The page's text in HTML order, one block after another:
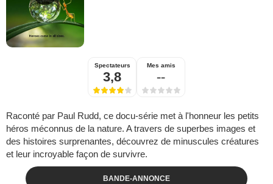
Spectateurs
3,8
Mes amis
--
Raconté par Paul Rudd, ce docu-série met à l'honneur les petits
héros méconnus de la nature. A travers de superbes images et
des histoires surprenantes, découvrez de minuscules créatures
et leur incroyable façon de survivre.
BANDE-ANNONCE